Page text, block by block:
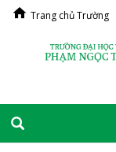
Trang chủ Trường